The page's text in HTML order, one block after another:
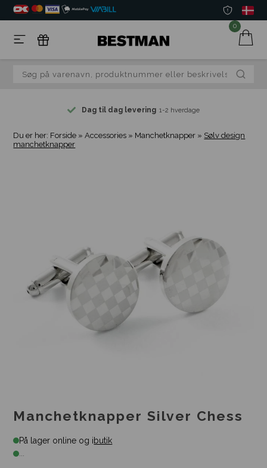
0
Dag til dag levering 1-2 hverdage
Du er her: Forside »Accessories » Manchetknapper » Sølv design
manchetknapper
Manchetknapper Silver Chess
På lager online og ibutik
...